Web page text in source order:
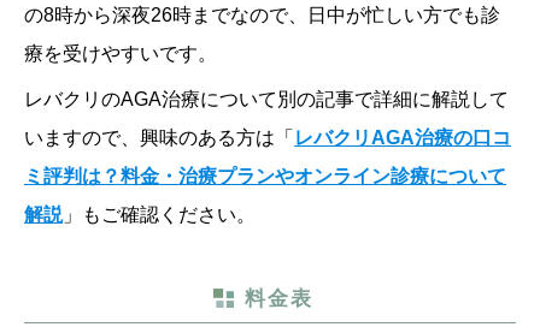
の8時から深夜26時までなので、日中が忙しい方でも診
療を受けやすいです。
レバクリのAGA治療について別の記事で詳細に解説して
いますので、興味のある方は「 レバクリAGA治療の口コ
ミ評判は？料金・治療プランやオンライン診療について
解説」もご確認ください。
料金表